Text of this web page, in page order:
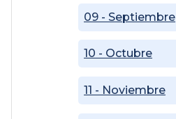
09 - Septiembre
10 - Octubre
11 - Noviembre